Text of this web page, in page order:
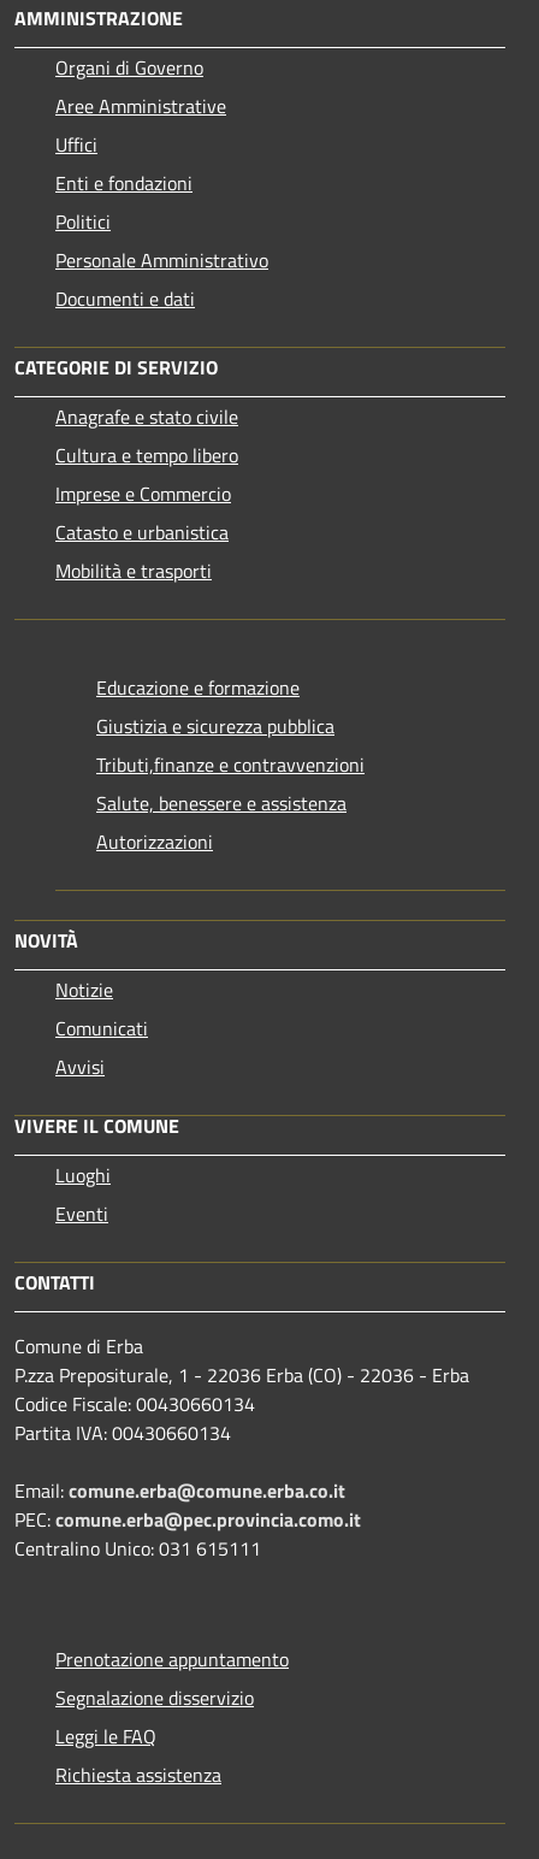
AMMINISTRAZIONE
Organi di Governo
Aree Amministrative
Uffici
Enti e fondazioni
Politici
Personale Amministrativo
Documenti e dati
CATEGORIE DI SERVIZIO
Anagrafe e stato civile
Cultura e tempo libero
Imprese e Commercio
Catasto e urbanistica
Mobilità e trasporti
Educazione e formazione
Giustizia e sicurezza pubblica
Tributi,finanze e contravvenzioni
Salute, benessere e assistenza
Autorizzazioni
NOVITÀ
Notizie
Comunicati
Avvisi
VIVERE IL COMUNE
Luoghi
Eventi
CONTATTI
Comune di Erba
P.zza Prepositurale, 1 - 22036 Erba (CO) - 22036 - Erba
Codice Fiscale: 00430660134
Partita IVA: 00430660134
Email:comune.erba@comune.erba.co.it
PEC:comune.erba@pec.provincia.como.it
Centralino Unico: 031 615111
Prenotazione appuntamento
Segnalazione disservizio
Leggi le FAQ
Richiesta assistenza